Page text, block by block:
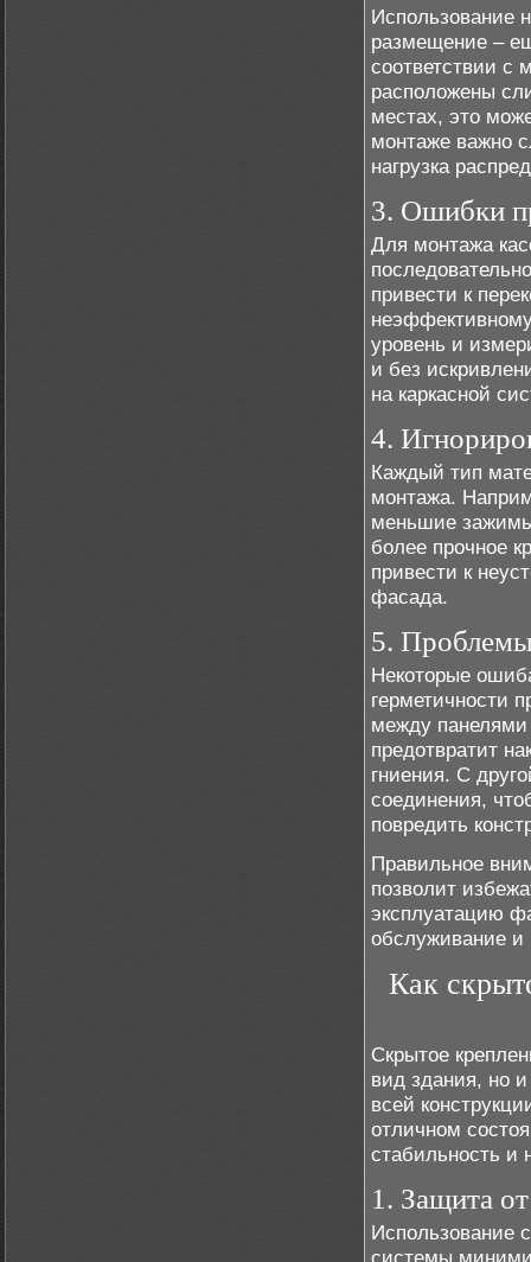
Использование
размещение –
соответствии с
расположены
местах, это
монтаже важно
нагрузка
3. Ошибки
Для монтажа
привести к
уровень и
и без
на каркасной
4.
Каждый тип
монтажа.
меньшие
более прочное
привести к
фасада.
5.
Некоторые
герметичности
между панелями
предотвратит
гниения. С
соединения,
повредить
Правильное
позволит
эксплуатацию
обслуживание и
Как
Скрытое
вид здания, но и
всей
отличном
стабильность и
1. Защита
Использование
системы